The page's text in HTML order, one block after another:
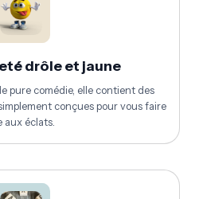
drôle et jaune
pure comédie, elle contient des
conçues pour vous faire
aux éclats.